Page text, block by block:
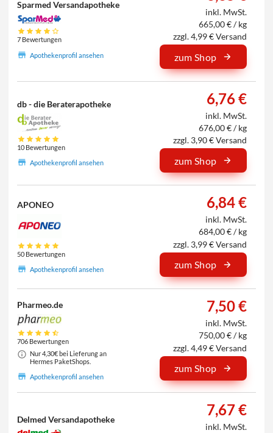
Sparmed Versandapotheke
7 Bewertungen
Apothekenprofil ansehen
inkl. MwSt.
665,00 € / kg
zzgl. 4,99 € Versand
zum Shop
db - die Beraterapotheke
10 Bewertungen
Apothekenprofil ansehen
6,76 €
inkl. MwSt.
676,00 € / kg
zzgl. 3,90 € Versand
zum Shop
APONEO
50 Bewertungen
Apothekenprofil ansehen
6,84 €
inkl. MwSt.
684,00 € / kg
zzgl. 3,99 € Versand
zum Shop
Pharmeo.de
706 Bewertungen
Nur 4,30€ bei Lieferung an
Hermes PaketShops.
Apothekenprofil ansehen
7,50 €
inkl. MwSt.
750,00 € / kg
zzgl. 4,49 € Versand
zum Shop
Delmed Versandapotheke
7,67 €
inkl. MwSt.